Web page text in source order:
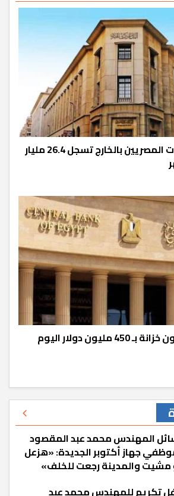
المركزي: تحويلات المصريين بالخارج تسجل 26.4 مليار
المركزي يبيع أذون خزانة بـ 450 مليون دولار اليوم
المهندس محمد عبد المقصود
جهاز أكتوبر الجديدة: «هزعل
مشيت والمدينة رجعت للخلف»
تكريم للمهندس محمد عبد